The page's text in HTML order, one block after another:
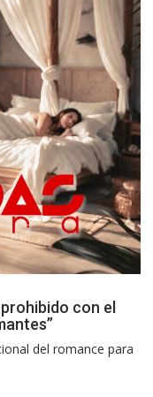
con el
del romance para